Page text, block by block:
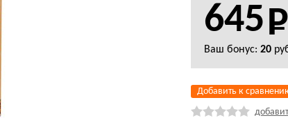
645
Ваш бонус: 20
Добавить к